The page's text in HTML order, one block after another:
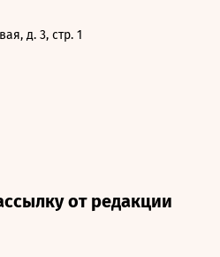
д. 3, стр. 1